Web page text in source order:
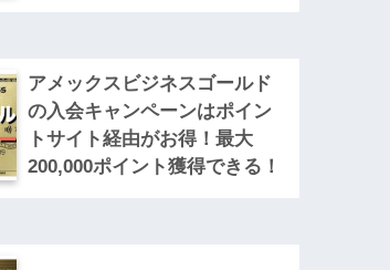
アメックスビジネスゴールド
の入会キャンペーンはポイン
トサイト経由がお得！最大
200,000ポイント獲得できる！